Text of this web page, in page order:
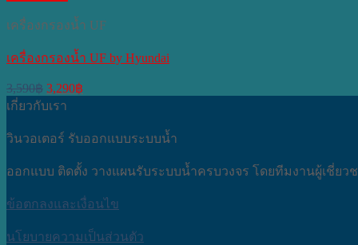
เครื่องกรองน้ำ UF
เครื่องกรองน้ำ UF by Hyundai
3,590฿ Original
price
3,590฿.
3,290฿
เกี่ยวกับเรา
วินวอเตอร์ รับออกแบบระบบน้ำ
ออกแบบ ติดตั้ง วางแผนรับระบบน้ำครบวงจร โดยทีมงานผู้เชี่ย
ข้อตกลงและเงื่อนไข
นโยบายความเป็นส่วนตัว